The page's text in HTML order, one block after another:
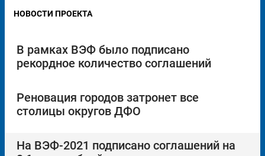
НОВОСТИ ПРОЕКТА
В рамках ВЭФ было подписано
рекордное количество соглашений
Реновация городов затронет все
столицы округов ДФО
На ВЭФ-2021 подписано соглашений на